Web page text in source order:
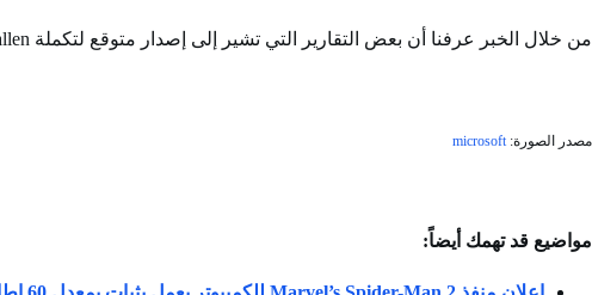
من خلال الخبر عرفنا أن بعض التقارير التي تشير إلى إصدار متوقع لتكملة Lords of The Fallen بعنوان “Death of The Fallen” ولكن هذا الصدور سيكون في عام 2026.
مصدر الصورة:microsoft
مواضيع قد تهمك أيضاً: